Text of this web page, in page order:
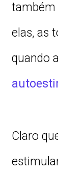
também
elas, as
quando
Claro